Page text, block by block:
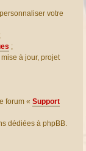
votre
;
;
à jour, projet
forum « Support
dédiées à phpBB.